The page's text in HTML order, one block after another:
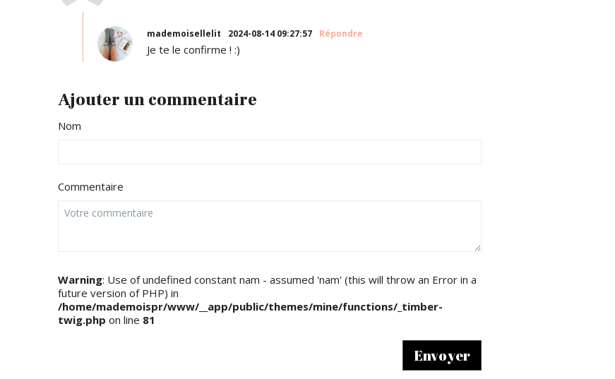
mademoisellelit 2024-08-14 09:27:57 Répondre
Je te le confirme ! :)
Ajouter un commentaire
Nom
Commentaire
Warning: Use of undefined constant nam - assumed 'nam' (this will throw an Error in a
future version of PHP) in
/home/mademoispr/www/__app/public/themes/mine/functions/_timber-
twig.php on line 81
Envoyer